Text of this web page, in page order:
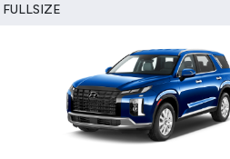
FULLSIZE